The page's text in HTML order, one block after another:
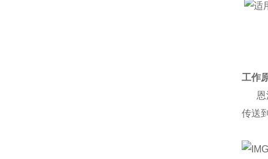
工作
恩
传送